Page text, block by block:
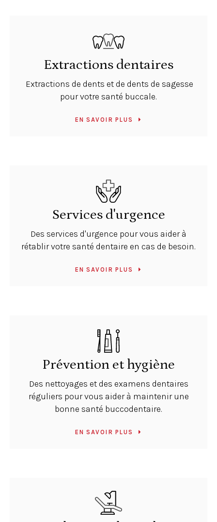
Extractions dentaires
Extractions de dents et de dents de sagesse
pour votre santé buccale.
EN SAVOIR PLUS
Services d'urgence
Des services d'urgence pour vous aider à
rétablir votre santé dentaire en cas de besoin.
EN SAVOIR PLUS
Prévention et hygiène
Des nettoyages et des examens dentaires
réguliers pour vous aider à maintenir une
bonne santé buccodentaire.
EN SAVOIR PLUS